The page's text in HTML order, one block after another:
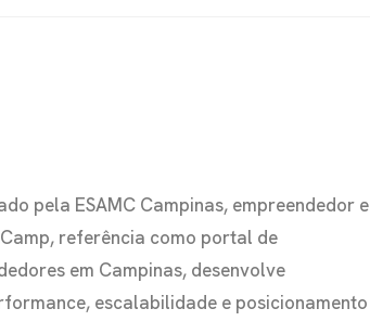
pela ESAMC Campinas, empreendedor e
referência como portal de
em Campinas, desenvolve
escalabilidade e posicionamento